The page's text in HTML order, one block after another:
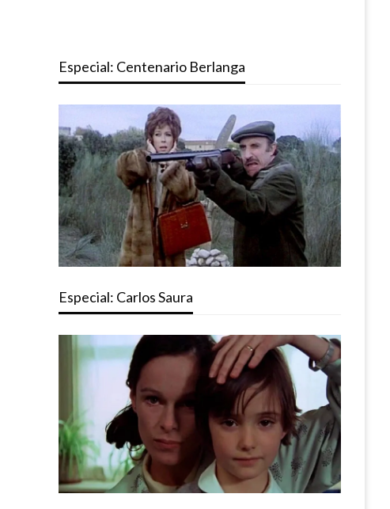
Especial: Centenario Berlanga
Especial: Carlos Saura